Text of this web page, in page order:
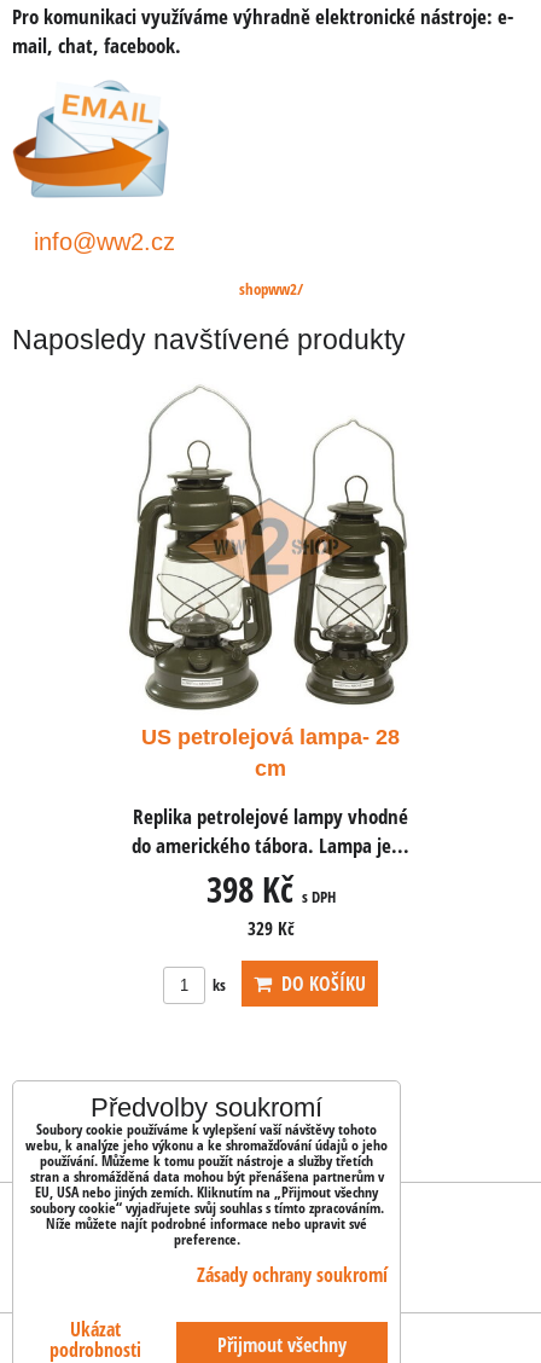
Pro komunikaci využíváme výhradně elektronické nástroje: e-
mail, chat, facebook.
info@ww2.cz
shopww2/
Naposledy navštívené produkty
US petrolejová lampa- 28
cm
Replika petrolejové lampy vhodné
do amerického tábora. Lampa je...
398 Kč s DPH
329 Kč
ks DO KOŠÍKU
OBJEDNÁVKY
Předvolby soukromí Zásady ochrany soukromí
Předvolby soukromí
Soubory cookie používáme k vylepšení vaší návštěvy tohoto
webu, k analýze jeho výkonu a ke shromažďování údajů o jeho
používání. Můžeme k tomu použít nástroje a služby třetích
stran a shromážděná data mohou být přenášena partnerům v
EU, USA nebo jiných zemích. Kliknutím na „Přijmout všechny
soubory cookie“ vyjadřujete svůj souhlas s tímto zpracováním.
Níže můžete najít podrobné informace nebo upravit své
preference.
Zásady ochrany soukromí
Ukázat
podrobnosti
Přijmout všechny